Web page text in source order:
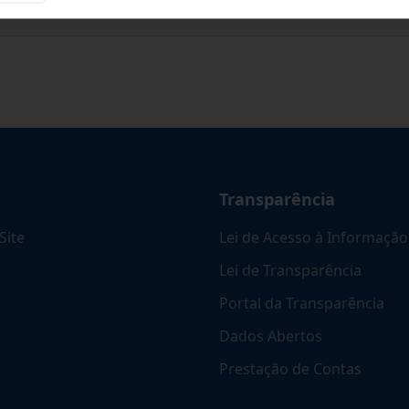
Transparência
Lei de Acesso à Informação
Lei de Transparência
Portal da Transparência
Dados Abertos
Prestação de Contas